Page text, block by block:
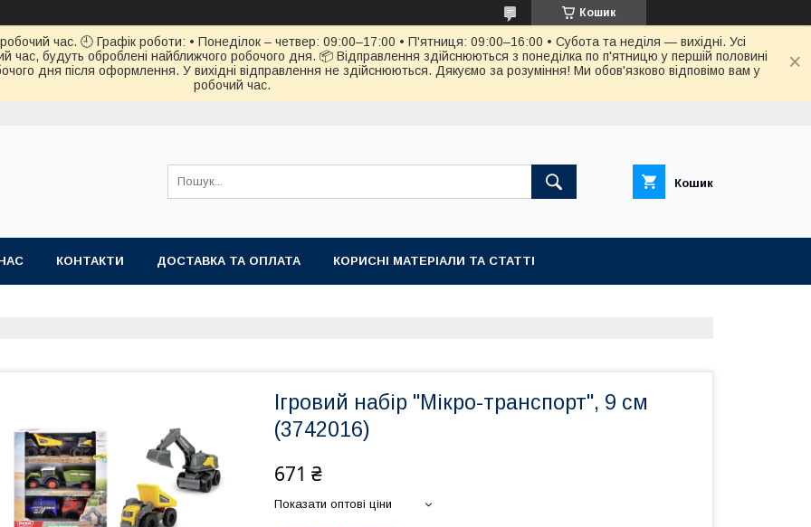
Кошик
час. 🕘 Графік роботи: • Понеділок – четвер: 09:00–17:00 • П'ятниця: 09:00–16:00 • Субота та неділя — вихідні. Усі
час, будуть оброблені найближчого робочого дня. 📦 Відправлення здійснюються з понеділка по п'ятницю у першій половині
дня після оформлення. У вихідні відправлення не здійснюються. Дякуємо за розуміння! Ми обов'язково відповімо вам у
робочий час.
Кошик
КОНТАКТИ ДОСТАВКА ТА ОПЛАТА КОРИСНІ МАТЕРІАЛИ ТА СТАТТІ
Ігровий набір "Мікро-транспорт", 9 см
(3742016)
671 ₴
Показати оптові ціни